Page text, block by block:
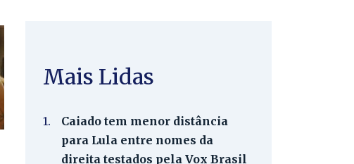
Mais Lidas
1.
Caiado tem menor distância
para Lula entre nomes da
direita testados pela Vox Brasil